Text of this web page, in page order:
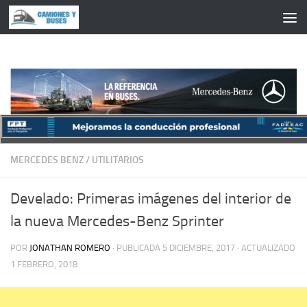
Saltar al contenido
MERCEDES BENZ/ UTILITARIOS
Develado: Primeras imágenes del interior de
la nueva Mercedes-Benz Sprinter
POR JONATHAN ROMERO · PUBLICADA 5 DICIEMBRE, 2017 · ACTUALIZADO
1 FEBRERO, 2018